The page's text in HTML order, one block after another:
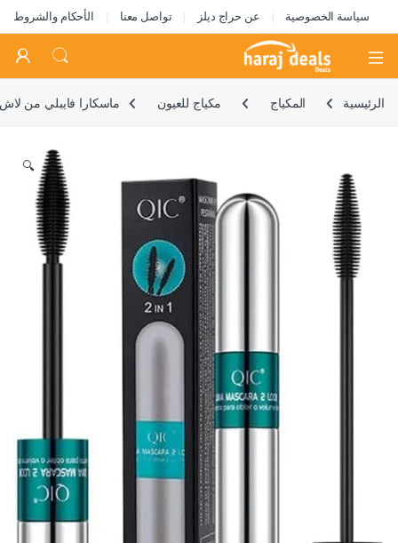
سياسة الخصوصية عن حراج ديلز تواصل معنا الأحكام والشروط
Open
الرئيسية المكياج مكياج للعيون ماسكارا فايبلي من لاش كوزمتيكس، ماسكارا
🔍